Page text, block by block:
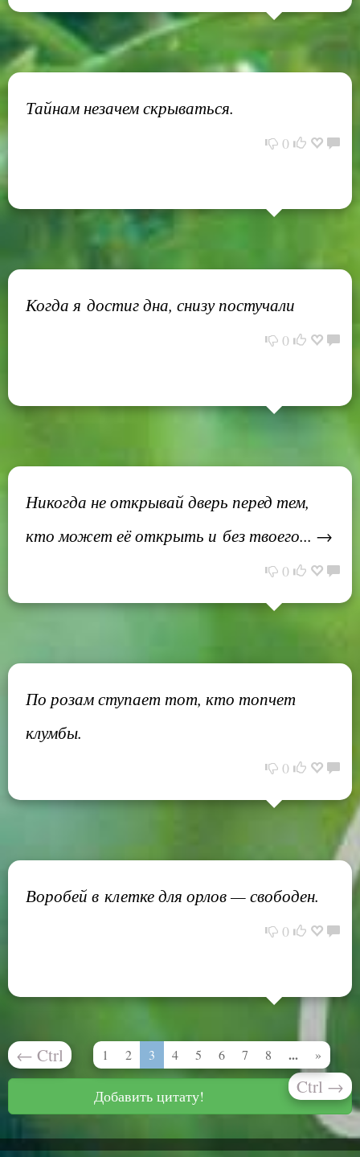
Тайнам незачем скрываться.
0
Когда я достиг дна, снизу постучали
0
Никогда не открывай дверь перед тем,
кто может её открыть и без твоего... →
0
По розам ступает тот, кто топчет
клумбы.
0
Воробей в клетке для орлов — свободен.
0
← Ctrl 1 2 3 4 5 6 7 8 ... »
Ctrl →
Добавить цитату!